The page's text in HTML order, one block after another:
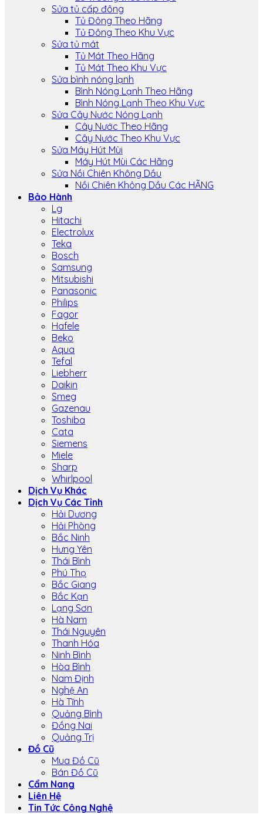
Sửa tủ cấp đông
Tủ Đông Theo Hãng
Tủ Đông Theo Khu Vực
Sửa tủ mát
Tủ Mát Theo Hãng
Tủ Mát Theo Khu Vực
Sửa bình nóng lạnh
Bình Nóng Lạnh Theo Hãng
Bình Nóng Lạnh Theo Khu Vực
Sửa Cây Nước Nóng Lạnh
Cây Nước Theo Hãng
Cây Nước Theo Khu Vực
Sửa Máy Hút Mùi
Máy Hút Mùi Các Hãng
Sửa Nồi Chiên Không Dầu
Nồi Chiên Không Dầu Các HÃNG
Bảo Hành
Lg
Hitachi
Electrolux
Teka
Bosch
Samsung
Mitsubishi
Panasonic
Philips
Fagor
Hafele
Beko
Aqua
Tefal
Liebherr
Daikin
Smeg
Gazenau
Toshiba
Cata
Siemens
Miele
Sharp
Whirlpool
Dịch Vụ Khác
Dịch Vụ Các Tỉnh
Hải Dương
Hải Phòng
Bắc Ninh
Hưng Yên
Thái Bình
Phú Thọ
Bắc Giang
Bắc Kạn
Lạng Sơn
Hà Nam
Thái Nguyên
Thanh Hóa
Ninh Bình
Hòa Bình
Nam Định
Nghệ An
Hà Tĩnh
Quảng Bình
Đồng Nai
Quảng Trị
Đồ Cũ
Mua Đồ Cũ
Bán Đồ Cũ
Cẩm Nang
Liên Hệ
Tin Tức Công Nghệ